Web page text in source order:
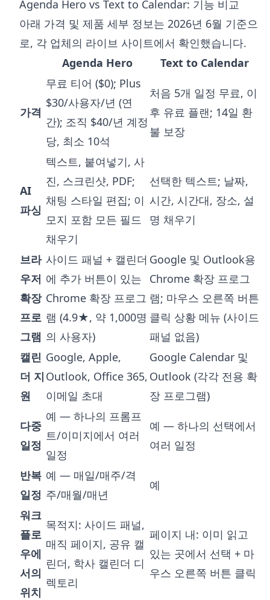
Agenda Hero vs Text to Calendar: 기능 비교
아래 가격 및 제품 세부 정보는 2026년 6월 기준으
로, 각 업체의 라이브 사이트에서 확인했습니다.
Agenda Hero
Text to Calendar
가격
무료 티어 ($0); Plus
$30/사용자/년 (연
간); 조직 $40/년 계정
당, 최소 10석
처음 5개 일정 무료, 이
후 유료 플랜; 14일 환
불 보장
AI
파싱
텍스트, 붙여넣기, 사
진, 스크린샷, PDF;
채팅 스타일 편집; 이
모지 포함 모든 필드
채우기
선택한 텍스트; 날짜,
시간, 시간대, 장소, 설
명 채우기
브라
우저
확장
프로
그램
사이드 패널 + 캘린더
에 추가 버튼이 있는
Chrome 확장 프로그
램 (4.9★, 약 1,000명
의 사용자)
Google 및 Outlook용
Chrome 확장 프로그
램; 마우스 오른쪽 버튼
클릭 상황 메뉴 (사이드
패널 없음)
캘린
더 지
원
Google, Apple,
Outlook, Office 365,
이메일 초대
Google Calendar 및
Outlook (각각 전용 확
장 프로그램)
다중
일정
예 — 하나의 프롬프
트/이미지에서 여러
일정
예 — 하나의 선택에서
여러 일정
반복
일정
예 — 매일/매주/격
주/매월/매년
예
워크
플로
우에
서의
위치
목적지: 사이드 패널,
매직 페이지, 공유 캘
린더, 학사 캘린더 디
렉토리
페이지 내: 이미 읽고
있는 곳에서 선택 + 마
우스 오른쪽 버튼 클릭